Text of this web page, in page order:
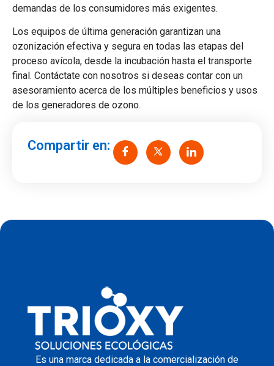
demandas de los consumidores más exigentes.
Los equipos de última generación garantizan una
ozonización efectiva y segura en todas las etapas del
proceso avícola, desde la incubación hasta el transporte
final. Contáctate con nosotros si deseas contar con un
asesoramiento acerca de los múltiples beneficios y usos
de los generadores de ozono.
Compartir en:
Es una marca dedicada a la comercialización de